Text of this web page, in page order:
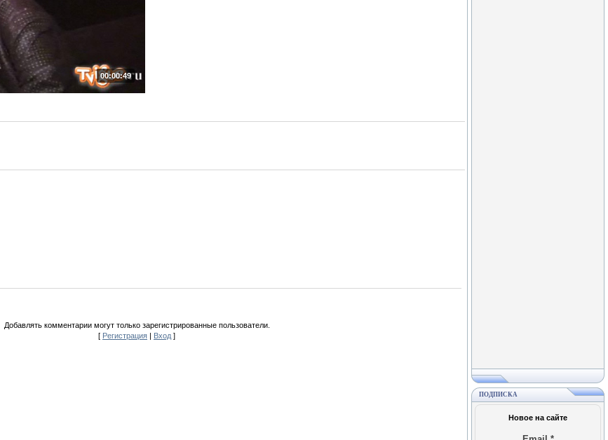
00:00:49
Добавлять комментарии могут только зарегистрированные пользователи.
[ Регистрация | Вход ]
ПОДПИСКА
Новое на сайте